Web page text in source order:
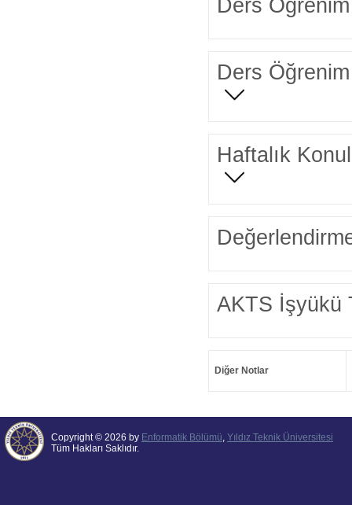
Ders Öğrenim
Ders Öğrenim
Haftalık
AKTS İşyükü
Diğer Notlar
Copyright © 2026 by Enformatik Bölümü, Yıldız Teknik Üniversitesi
Tüm Hakları Saklıdır.